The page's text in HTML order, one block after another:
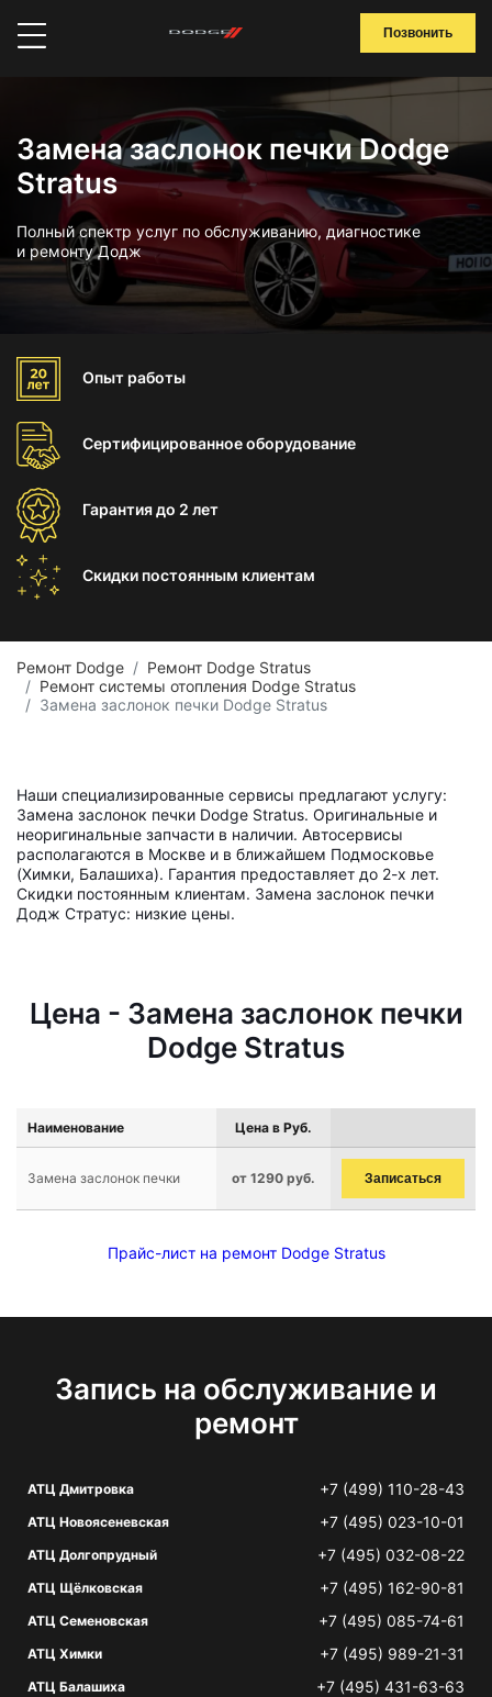
Позвонить
Замена заслонок печки Dodge
Stratus
Полный спектр услуг по обслуживанию, диагностике
и ремонту Додж
Опыт работы
Сертифицированноеоборудование
Гарантиядо 2 лет
Скидки постоянным клиентам
Ремонт Dodge
Ремонт Dodge Stratus
Ремонт системы отопления Dodge Stratus
Замена заслонок печки Dodge Stratus
Наши специализированные сервисы предлагают услугу:
Замена заслонок печки Dodge Stratus. Оригинальные и
неоригинальные запчасти в наличии. Автосервисы
располагаются в Москве и в ближайшем Подмосковье
(Химки, Балашиха). Гарантия предоставляет до 2-х лет.
Скидки постоянным клиентам. Замена заслонок печки
Додж Стратус: низкие цены.
Цена - Замена заслонок печки
Dodge Stratus
Наименование Цена в Руб.
Замена заслонок печки от 1290 руб. Записаться
Прайс-лист на ремонт Dodge Stratus
Запись на обслуживание и
ремонт
АТЦ Дмитровка +7 (499) 110-28-43
АТЦ Новоясеневская +7 (495) 023-10-01
АТЦ Долгопрудный +7 (495) 032-08-22
АТЦ Щёлковская +7 (495) 162-90-81
АТЦ Семеновская +7 (495) 085-74-61
АТЦ Химки +7 (495) 989-21-31
АТЦ Балашиха +7 (495) 431-63-63